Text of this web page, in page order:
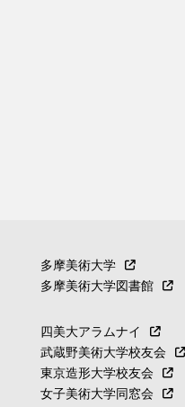
多摩美術大学
多摩美術大学図書館
四美大アラムナイ
武蔵野美術大学校友会
東京造形大学校友会
女子美術大学同窓会